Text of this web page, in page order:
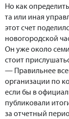
Но как
та или иная
этот счет
новогородской
Он уже около
стоит
— Правильнее
организации по
если бы в
публиковали
за отчетный